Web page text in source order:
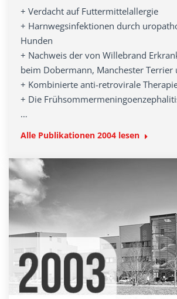
+ Verdacht auf Futtermittelallergie
+ Harnwegsinfektionen durch
Hunden
+ Nachweis der von Willebrand
beim Dobermann, Manchester Terrier
+ Kombinierte anti-retrovirale Therapie
+ Die
…
Alle Publikationen 2004 lesen